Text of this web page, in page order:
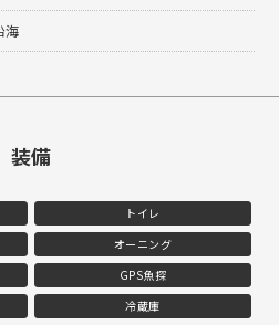
海
装備
トイレ
オーニング
GPS魚探
冷蔵庫